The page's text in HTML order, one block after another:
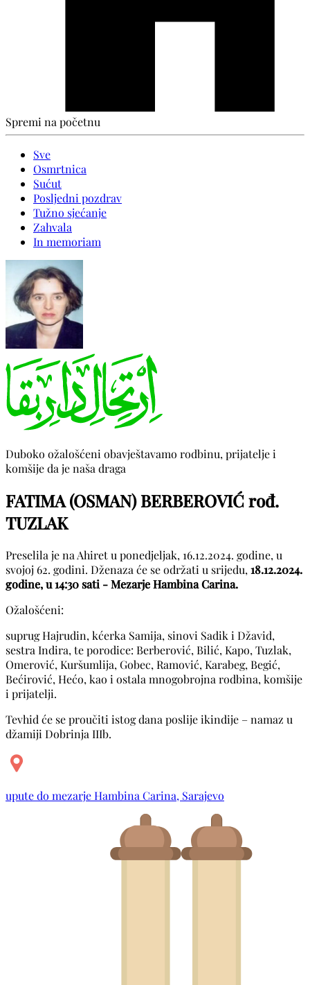
Spremi na početnu
Sve
Osmrtnica
Sućut
Posljedni pozdrav
Tužno sjećanje
Zahvala
In memoriam
Duboko ožalošćeni obavještavamo rodbinu, prijatelje i
komšije da je naša draga
FATIMA (OSMAN) BERBEROVIĆ rođ.
TUZLAK
Preselila je na Ahiret u ponedjeljak, 16.12.2024. godine, u
svojoj 62. godini. Dženaza će se održati u srijedu, 18.12.2024.
godine, u 14:30 sati - Mezarje Hambina Carina.
Ožalošćeni:
suprug Hajrudin, kćerka Samija, sinovi Sadik i Džavid,
sestra Indira, te porodice: Berberović, Bilić, Kapo, Tuzlak,
Omerović, Kuršumlija, Gobec, Ramović, Karabeg, Begić,
Bećirović, Hećo, kao i ostala mnogobrojna rodbina, komšije
i prijatelji.
Tevhid će se proučiti istog dana poslije ikindije – namaz u
džamiji Dobrinja IIIb.
upute do mezarje Hambina Carina, Sarajevo